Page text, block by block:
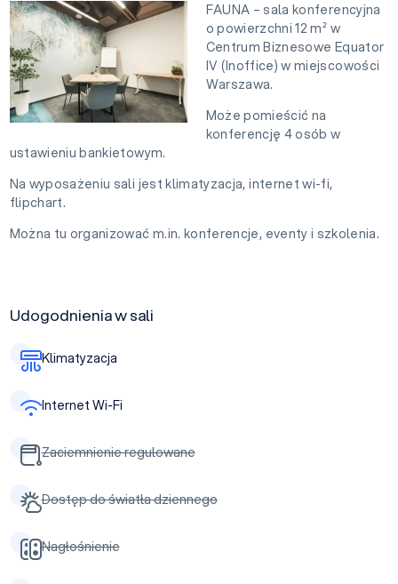
FAUNA – sala konferencyjna
o powierzchni 12 m² w
Centrum Biznesowe Equator
IV (Inoffice) w miejscowości
Warszawa.
Może pomieścić na
konferencję 4 osób w
ustawieniu bankietowym.
Na wyposażeniu sali jest klimatyzacja, internet wi-fi,
flipchart.
Można tu organizować m.in. konferencje, eventy i szkolenia.
Udogodnienia w sali
Klimatyzacja
Internet Wi-Fi
Zaciemnienie regulowane
Dostęp do światła dziennego
Nagłośnienie